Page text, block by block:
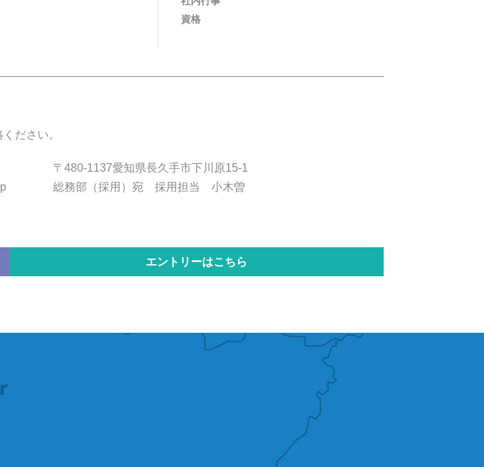
資格
ださい。
〒480-1137愛知県長久手市下川原15-1
総務部（採用）宛 採用担当 小木曽
エントリーはこちら